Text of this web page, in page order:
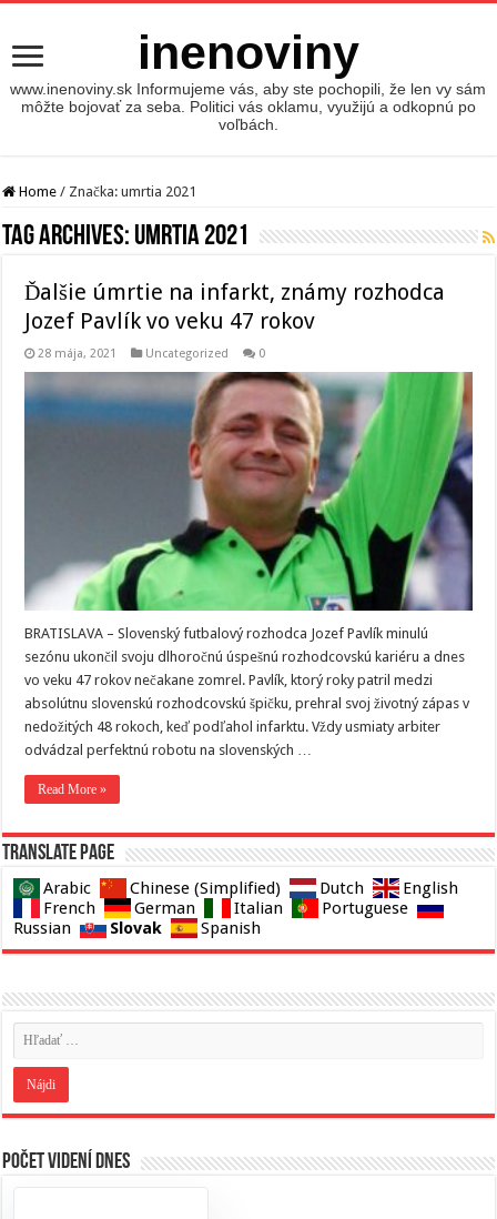
inenoviny
www.inenoviny.sk Informujeme vás, aby ste pochopili, že len vy sám
môžte bojovať za seba. Politici vás oklamu, využijú a odkopnú po
voľbách.
Home / Značka:umrtia 2021
Tag Archives: umrtia 2021
Ďalšie úmrtie na infarkt, známy rozhodca
Jozef Pavlík vo veku 47 rokov
28 mája, 2021 Uncategorized 0
BRATISLAVA – Slovenský futbalový rozhodca Jozef Pavlík minulú
sezónu ukončil svoju dlhoročnú úspešnú rozhodcovskú kariéru a dnes
vo veku 47 rokov nečakane zomrel. Pavlík, ktorý roky patril medzi
absolútnu slovenskú rozhodcovskú špičku, prehral svoj životný zápas v
nedožitých 48 rokoch, keď podľahol infarktu. Vždy usmiaty arbiter
odvádzal perfektnú robotu na slovenských …
Read More »
Translate page
Arabic Chinese (Simplified) Dutch
English
French
German Italian
Portuguese
Russian
Slovak Spanish
Počet videní dnes